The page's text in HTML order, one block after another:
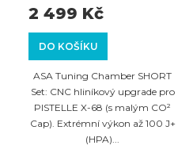
Cap | PISTELLE X-68
DO KOŠÍKU
2 499 Kč
ASA Tuning Chamber SHORT
Set: CNC hliníkový upgrade pro
PISTELLE X-68 (s malým CO²
Cap). Extrémní výkon až 100 J+
(HPA)...